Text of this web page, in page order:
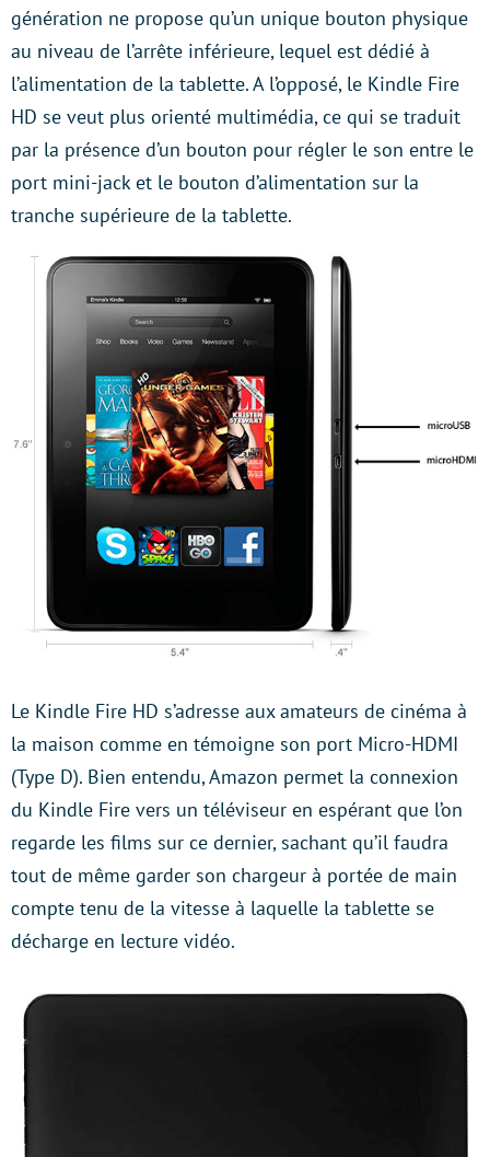
génération ne propose qu’un unique bouton physique
au niveau de l’arrête inférieure, lequel est dédié à
l’alimentation de la tablette. A l’opposé, le Kindle Fire
HD se veut plus orienté multimédia, ce qui se traduit
par la présence d’un bouton pour régler le son entre le
port mini-jack et le bouton d’alimentation sur la
tranche supérieure de la tablette.
Le Kindle Fire HD s’adresse aux amateurs de cinéma à
la maison comme en témoigne son port Micro-HDMI
(Type D). Bien entendu, Amazon permet la connexion
du Kindle Fire vers un téléviseur en espérant que l’on
regarde les films sur ce dernier, sachant qu’il faudra
tout de même garder son chargeur à portée de main
compte tenu de la vitesse à laquelle la tablette se
décharge en lecture vidéo.